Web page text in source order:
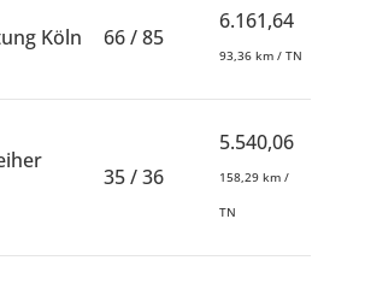
Köln 66 / 85
6.161,64
93,36 km / TN
35 / 36
5.540,06
158,29 km /
TN